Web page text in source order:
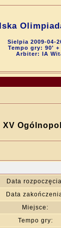
Sielpia 2009-04-
Tempo gry: 90'
Arbiter: IA
XV
Data
Data
Miejsce:
Tempo gry: